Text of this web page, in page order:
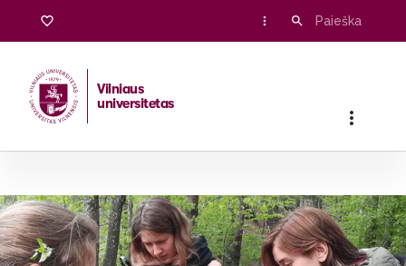
Vilniaus
universitetas